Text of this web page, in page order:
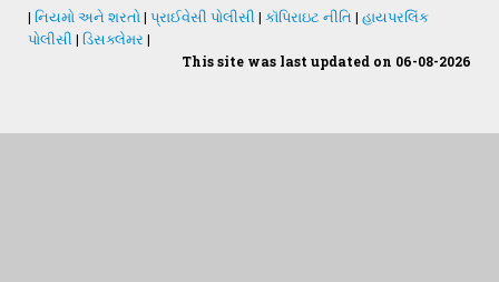
| નિયમો અને શરતો| પ્રાઈવેસી પોલીસી | કૉપિરાઇટ નીતિ | હાયપરલિંક
પોલીસી | ડિસક્લેમર |
This site was last updated on 06-08-2026